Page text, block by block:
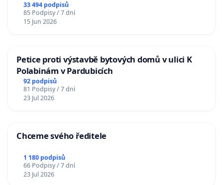
33 494 podpisů
85 Podpisy / 7 dní
15 Jun 2026
Petice proti výstavbě bytových domů v ulici K
Polabinám v Pardubicích
92 podpisů
81 Podpisy / 7 dní
23 Jul 2026
Chceme svého ředitele
1 180 podpisů
66 Podpisy / 7 dní
23 Jul 2026